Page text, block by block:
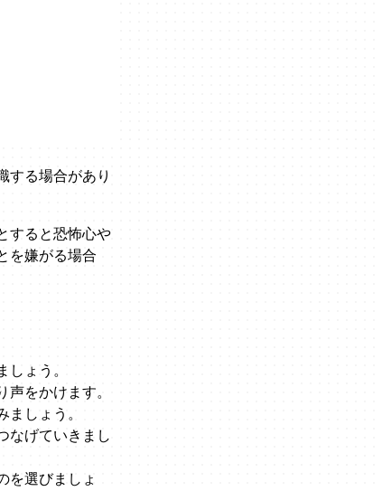
する場合があり
すると恐怖心や
を嫌がる場合
ょう。
をかけます。
しょう。
なげていきまし
を選びましょ